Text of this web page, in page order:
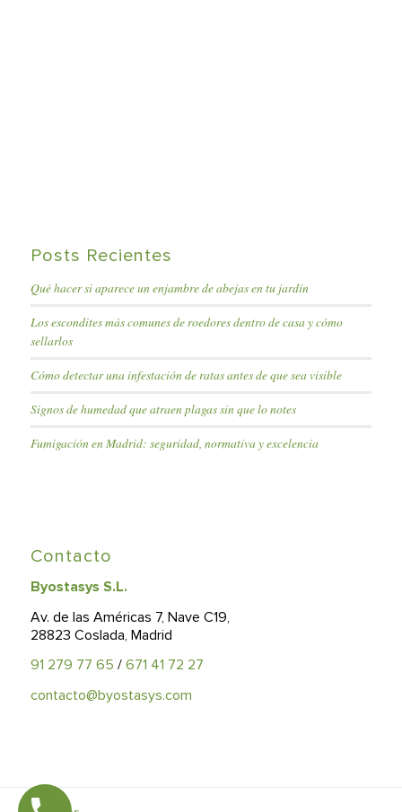
Posts Recientes
Qué hacer si aparece un enjambre de abejas en tu jardín
Los escondites más comunes de roedores dentro de casa y cómo
sellarlos
Cómo detectar una infestación de ratas antes de que sea visible
Signos de humedad que atraen plagas sin que lo notes
Fumigación en Madrid: seguridad, normativa y excelencia
Contacto
Byostasys S.L.
Av. de las Américas 7, Nave C19,
28823 Coslada, Madrid
91 279 77 65 / 671 41 72 27
contacto@byostasys.com